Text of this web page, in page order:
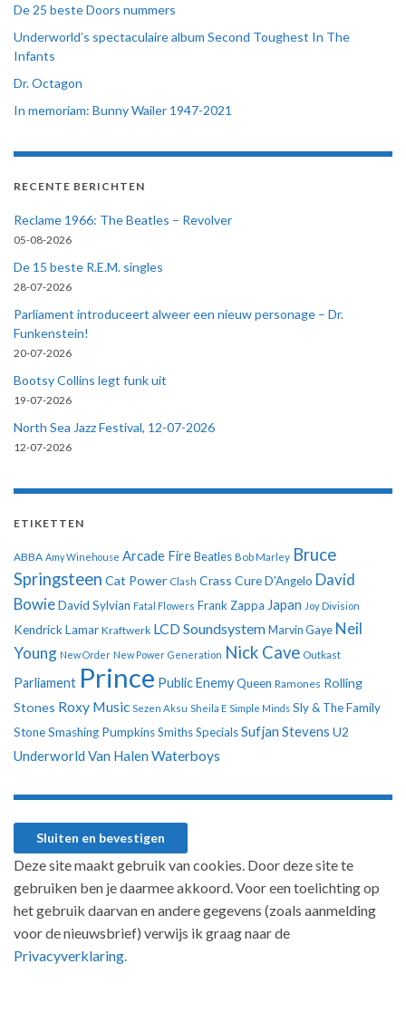
De 25 beste Doors nummers
Underworld’s spectaculaire album Second Toughest In The
Infants
Dr. Octagon
In memoriam: Bunny Wailer 1947-2021
RECENTE BERICHTEN
Reclame 1966: The Beatles – Revolver
05-08-2026
De 15 beste R.E.M. singles
28-07-2026
Parliament introduceert alweer een nieuw personage – Dr.
Funkenstein!
20-07-2026
Bootsy Collins legt funk uit
19-07-2026
North Sea Jazz Festival, 12-07-2026
12-07-2026
ETIKETTEN
ABBA Amy Winehouse Arcade Fire Beatles Bob Marley Bruce
Springsteen Cat Power Clash Crass CureD'Angelo David
BowieDavid Sylvian Fatal Flowers Frank Zappa Japan Joy Division
Kendrick Lamar Kraftwerk LCD Soundsystem Marvin Gaye Neil
Young New Order New Power Generation Nick Cave Outkast
Parliament Prince Public EnemyQueen Ramones Rolling
Stones Roxy Music Sezen Aksu Sheila E Simple Minds Sly & The Family
StoneSmashing PumpkinsSmithsSpecialsSufjan Stevens U2
Underworld Van Halen Waterboys
Deze site maakt gebruik van cookies. Door deze site te
gebruiken ben je daarmee akkoord. Voor een toelichting op
het gebruik daarvan en andere gegevens (zoals aanmelding
voor de nieuwsbrief) verwijs ik graag naar de
Privacyverklaring.